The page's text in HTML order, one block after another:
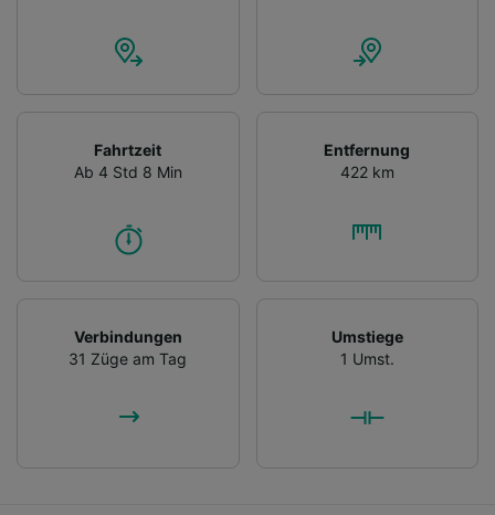
Fahrtzeit
Ab 4 Std 8 Min
Entfernung
422 km
Verbindungen
31 Züge am Tag
Umstiege
1 Umst.